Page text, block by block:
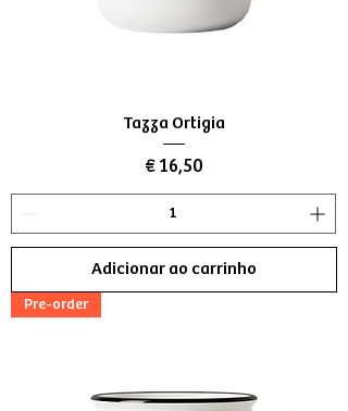
Tazza Ortigia
Preço
€ 16,50
Adicionar ao carrinho
Pre-order